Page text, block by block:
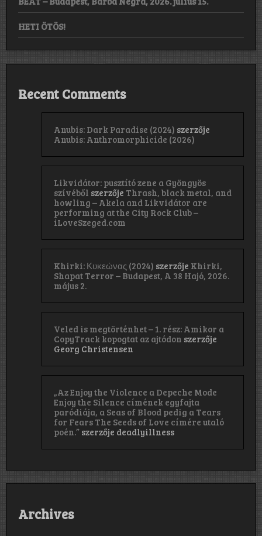
HETI ÖTÖS!
Recent Comments
Anubis: Dark Paradise (2024) szerzője
Anubis: Anthromorphicide (2026)
Likvidátor: pusztító zene a Gyöngyös
szívéből szerzője Thrash, black metal, and
howling – Akela and Likvidátor are
performing at the City Rock Club –
iLoveSzeged.com
Khirki: Κ​υ​κ​ε​ώ​ν​α​ς (2024) szerzője Khirki,
Shapat Terror – Budapest, A 38 Hajó, 2026.
május 2.
Veled is megtörténhet – 1. rész: Amikor a
CopyTrack kopogtat az ajtódon szerzője
Georg Christensen
„Az Enjoy the Violence a Depeche Mode
Enjoy the Silence címének egyfajta
paródiája, a Seas of Blood pedig a Tears
for Fears The Seeds of Love címére utaló
poén.” szerzője deadlyillness
Archives